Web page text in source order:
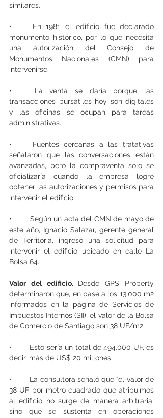
similares.
•	En 1981 el edificio fue declarado
monumento histórico, por lo que necesita
una autorización del Consejo de
Monumentos Nacionales (CMN) para
intervenirse.
•	La venta se daría porque las
transacciones bursátiles hoy son digitales
y las oficinas se ocupan para tareas
administrativas.
•	Fuentes cercanas a las tratativas
señalaron que las conversaciones están
avanzadas, pero la compraventa solo se
oficializaría cuando la empresa logre
obtener las autorizaciones y permisos para
intervenir el edificio.
•	Según un acta del CMN de mayo de
este año, Ignacio Salazar, gerente general
de Territoria, ingresó una solicitud para
intervenir el edificio ubicado en calle La
Bolsa 64.
Valor del edificio. Desde GPS Property
determinaron que, en base a los 13.000 m2
informados en la página de Servicios de
Impuestos Internos (SII), el valor de la Bolsa
de Comercio de Santiago son 38 UF/m2.
•	Esto sería un total de 494.000 UF, es
decir, más de US$ 20 millones.
•	La consultora señaló que “el valor de
38 UF por metro cuadrado que atribuimos
al edificio no surge de manera arbitraria,
sino que se sustenta en operaciones